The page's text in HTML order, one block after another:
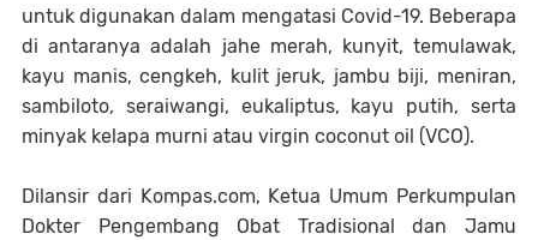
untuk digunakan dalam mengatasi Covid-19. Beberapa
di antaranya adalah jahe merah, kunyit, temulawak,
kayu manis, cengkeh, kulit jeruk, jambu biji, meniran,
sambiloto, seraiwangi, eukaliptus, kayu putih, serta
minyak kelapa murni atau virgin coconut oil (VCO).
Dilansir dari Kompas.com, Ketua Umum Perkumpulan
Dokter Pengembang Obat Tradisional dan Jamu